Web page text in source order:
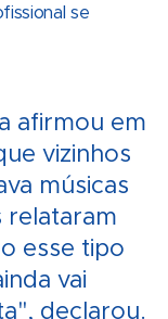
se
afirmou em
vizinhos
músicas
relataram
esse tipo
vai
declarou.